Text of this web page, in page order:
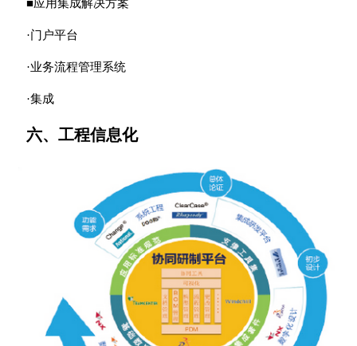
■应用集成解决方案
·门户平台
·业务流程管理系统
·集成
六、工程信息化